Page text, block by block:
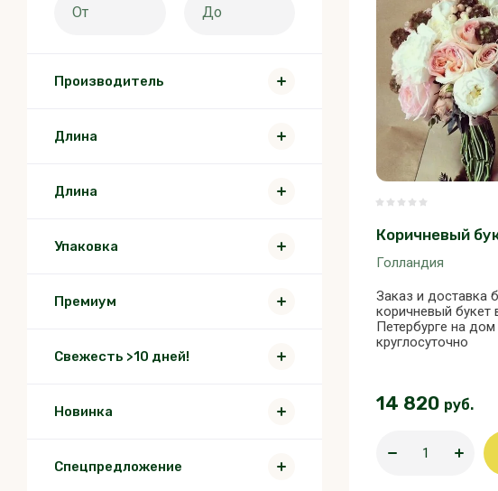
Производитель
Длина
Длина
Упаковка
Премиум
Свежесть >10 дней!
Новинка
Спецпредложение
Название -
Название -
Коричневый
Голландия
Заказ и доставка
коричневый букет
Петербурге на
круглосуточно
14 820 руб.